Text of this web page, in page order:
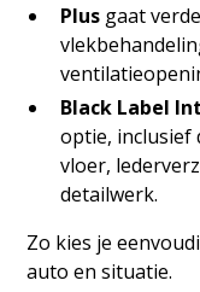
Plus gaat
Black Label
optie, inclusief
vloer,
detailwerk.
Zo kies je
auto en situatie.